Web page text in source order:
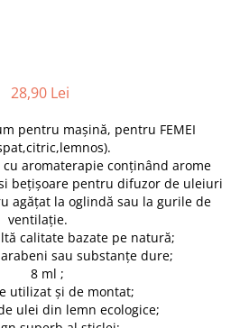
28,90 Lei
pentru mașină, pentru FEMEI
aromaterapie conținând arome
bețișoare pentru difuzor de uleiuri
agățat la oglindă sau la gurile de
ventilație.
calitate bazate pe natură;
sau substanțe dure;
8 ml ;
utilizat și de montat;
ulei din lemn ecologice;